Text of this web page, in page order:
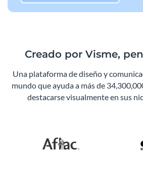
Creado por Visme,
Una plataforma de diseño y
mundo que ayuda a más de
destacarse visualmente en sus